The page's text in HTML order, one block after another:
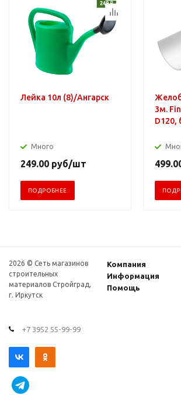
Лейка 10л (8)/Ангарск
Много
249.00 руб/шт
ПОДРОБНЕЕ
3м.
D120,
2026 © Сеть магазинов
строительных
материалов Стройград,
г. Иркутск
Компания
Информация
Помощь
+7 3952 55-99-99